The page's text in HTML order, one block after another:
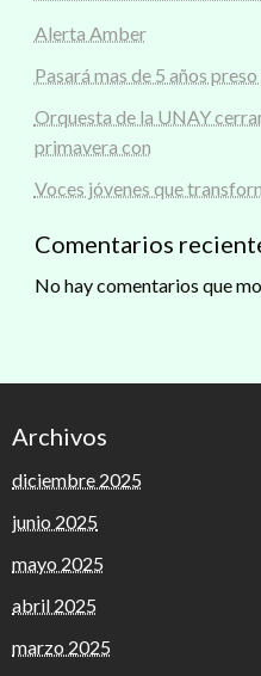
Alerta Amber
Pasará mas de 5 años
Orquesta de la UNAY
primavera con
Voces jóvenes que
Comentarios
No hay comentarios que
Archivos
diciembre 2025
junio 2025
mayo 2025
abril 2025
marzo 2025